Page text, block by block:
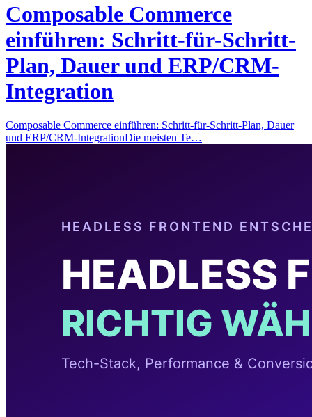
Composable Commerce
einführen: Schritt-für-Schritt-
Plan, Dauer und ERP/CRM-
Integration
Composable Commerce einführen: Schritt-für-Schritt-Plan, Dauer
und ERP/CRM-IntegrationDie meisten Te…